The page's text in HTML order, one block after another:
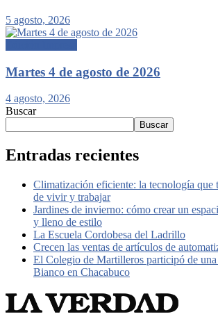
5 agosto, 2026
Martes 4 de agosto de 2026
4 agosto, 2026
Buscar
Buscar
Entradas recientes
Climatización eficiente: la tecnología que
de vivir y trabajar
Jardines de invierno: cómo crear un
y lleno de estilo
La Escuela Cordobesa del Ladrillo
Crecen las ventas de artículos de
El Colegio de Martilleros participó de
Bianco en Chacabuco